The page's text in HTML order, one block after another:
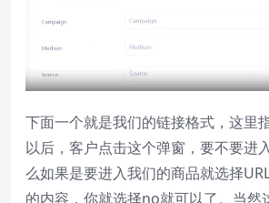
下面一个就是我们的链接格式，这里
以后，客户点击这个弹窗，要不要进
么如果是要进入我们的商品就选择
的内容，你就选择no就可以了。当然